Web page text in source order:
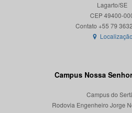
Lagarto/SE
CEP 49400-
Localização
Campus Nossa
Campus do
Rodovia Engenheiro Jorge